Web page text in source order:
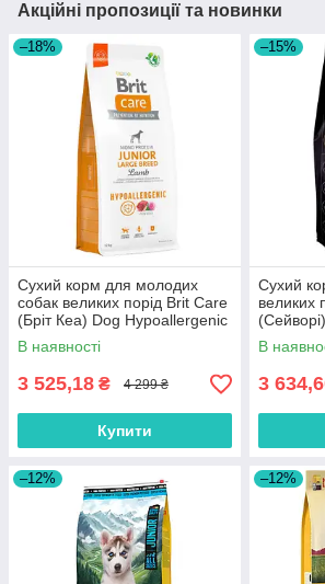
Акційні пропозиції та новинки
–18%
Сухий корм для молодих
собак великих порід Brit Care
(Бріт Кеа) Dog Hypoallergenic
Junior Large Breed з ягням 12
кг
В наявності
3 525,18 ₴ 4 299 ₴
Купити
–15%
Сухий
великих
Сhicken
зі
12 кг
В
3
–12% –12%